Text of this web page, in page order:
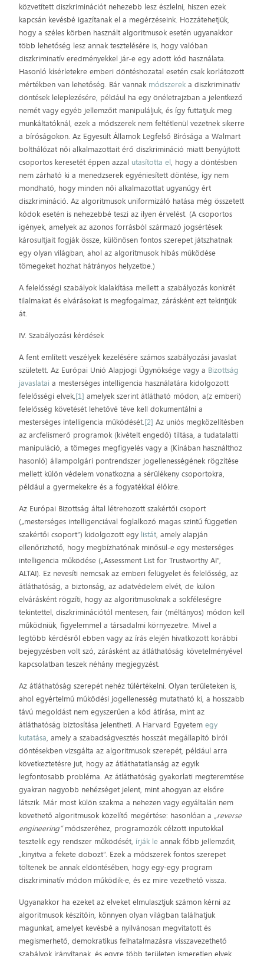
közvetített diszkriminációt nehezebb lesz észlelni, hiszen ezek
kapcsán kevésbé igazítanak el a megérzéseink. Hozzátehetjük,
hogy a széles körben használt algoritmusok esetén ugyanakkor
több lehetőség lesz annak tesztelésére is, hogy valóban
diszkriminatív eredményekkel jár-e egy adott kód használata.
Hasonló kísérletekre emberi döntéshozatal esetén csak korlátozott
mértékben van lehetőség. Bár vannak módszerek a diszkriminatív
döntések leleplezésére, például ha egy önéletrajzban a jelentkező
nemét vagy egyéb jellemzőit manipuláljuk, és így futtatjuk meg
munkáltatóknál, ezek a módszerek nem feltétlenül vezetnek sikerre
a bíróságokon. Az Egyesült Államok Legfelső Bírósága a Walmart
bolthálózat női alkalmazottait érő diszkrimináció miatt benyújtott
csoportos keresetét éppen azzal utasította el, hogy a döntésben
nem zárható ki a menedzserek egyéniesített döntése, így nem
mondható, hogy minden női alkalmazottat ugyanúgy ért
diszkrimináció. Az algoritmusok uniformizáló hatása még összetett
kódok esetén is nehezebbé teszi az ilyen érvelést. (A csoportos
igények, amelyek az azonos forrásból származó jogsértések
károsultjait fogják össze, különösen fontos szerepet játszhatnak
egy olyan világban, ahol az algoritmusok hibás működése
tömegeket hozhat hátrányos helyzetbe.)
A felelősségi szabályok kialakítása mellett a szabályozás konkrét
tilalmakat és elvárásokat is megfogalmaz, zárásként ezt tekintjük
át.
IV. Szabályozási kérdések
A fent említett veszélyek kezelésére számos szabályozási javaslat
született. Az Európai Unió Alapjogi Ügynöksége vagy a Bizottság
javaslatai a mesterséges intelligencia használatára kidolgozott
felelősségi elvek,[1] amelyek szerint átlátható módon, a(z emberi)
felelősség követését lehetővé téve kell dokumentálni a
mesterséges intelligencia működését.[2] Az uniós megközelítésben
az arcfelismerő programok (kivételt engedő) tiltása, a tudatalatti
manipuláció, a tömeges megfigyelés vagy a (Kínában használthoz
hasonló) állampolgári pontrendszer jogellenességének rögzítése
mellett külön védelem vonatkozna a sérülékeny csoportokra,
például a gyermekekre és a fogyatékkal élőkre.
Az Európai Bizottság által létrehozott szakértői csoport
(„mesterséges intelligenciával foglalkozó magas szintű független
szakértői csoport”) kidolgozott egy listát, amely alapján
ellenőrizhető, hogy megbízhatónak minősül-e egy mesterséges
intelligencia működése („Assessment List for Trustworthy AI”,
ALTAI). Ez nevesíti nemcsak az emberi felügyelet és felelősség, az
átláthatóság, a biztonság, az adatvédelem elvét, de külön
elvárásként rögzíti, hogy az algoritmusoknak a sokféleségre
tekintettel, diszkriminációtól mentesen, fair (méltányos) módon kell
működniük, figyelemmel a társadalmi környezetre. Mivel a
legtöbb kérdésről ebben vagy az írás elején hivatkozott korábbi
bejegyzésben volt szó, zárásként az átláthatóság követelményével
kapcsolatban teszek néhány megjegyzést.
Az átláthatóság szerepét nehéz túlértékelni. Olyan területeken is,
ahol egyértelmű működési jogellenesség mutatható ki, a hosszabb
távú megoldást nem egyszerűen a kód átírása, mint az
átláthatóság biztosítása jelentheti. A Harvard Egyetemegy
kutatása, amely a szabadságvesztés hosszát megállapító bírói
döntésekben vizsgálta az algoritmusok szerepét, például arra
következtetésre jut, hogy az átláthatatlanság az egyik
legfontosabb probléma. Az átláthatóság gyakorlati megteremtése
gyakran nagyobb nehézséget jelent, mint ahogyan az elsőre
látszik. Már most külön szakma a nehezen vagy egyáltalán nem
követhető algoritmusok közelítő megértése: hasonlóan a „reverse
engineering”módszeréhez, programozók célzott inputokkal
tesztelik egy rendszer működését, írják le annak főbb jellemzőit,
„kinyitva a fekete dobozt”. Ezek a módszerek fontos szerepet
töltenek be annak eldöntésében, hogy egy-egy program
diszkriminatív módon működik-e, és ez mire vezethető vissza.
Ugyanakkor ha ezeket az elveket elmulasztjuk számon kérni az
algoritmusok készítőin, könnyen olyan világban találhatjuk
magunkat, amelyet kevésbé a nyilvánosan megvitatott és
megismerhető, demokratikus felhatalmazásra visszavezethető
szabályok irányítanak, és egyre több területen ismeretlen elvek